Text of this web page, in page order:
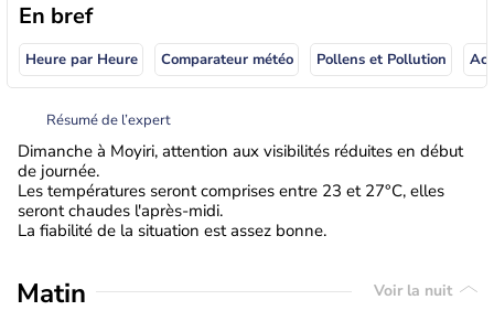
En bref
Heure par Heure Comparateur météo Pollens et Pollution
Résumé de l’expert
Dimanche à Moyiri, attention aux visibilités réduites en début
de journée.
Les températures seront comprises entre 23 et 27°C, elles
seront chaudes l'après-midi.
La fiabilité de la situation est assez bonne.
Matin Voir la nuit